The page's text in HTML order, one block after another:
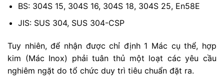
BS: 304S 15, 304S 16, 304S 18, 304S 25, En58E
JIS: SUS 304, SUS 304-CSP
Tuy nhiên, để nhận được chỉ định 1 Mác cụ thể, hợp
kim (Mác Inox) phải tuân thủ một loạt các yêu cầu
nghiêm ngặt do tổ chức duy trì tiêu chuẩn đặt ra.